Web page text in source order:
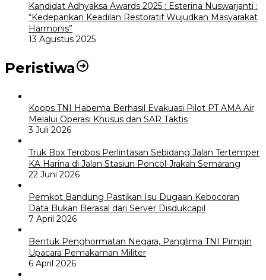
Kandidat Adhyaksa Awards 2025 : Esterina Nuswarjanti :
“Kedepankan Keadilan Restoratif Wujudkan Masyarakat
Harmonis”
13 Agustus 2025
Peristiwa
Koops TNI Habema Berhasil Evakuasi Pilot PT AMA Air
Melalui Operasi Khusus dan SAR Taktis
3 Juli 2026
Truk Box Terobos Perlintasan Sebidang Jalan Tertemper
KA Harina di Jalan Stasiun Poncol-Jrakah Semarang
22 Juni 2026
Pemkot Bandung Pastikan Isu Dugaan Kebocoran
Data Bukan Berasal dari Server Disdukcapil
7 April 2026
Bentuk Penghormatan Negara, Panglima TNI Pimpin
Upacara Pemakaman Militer
6 April 2026